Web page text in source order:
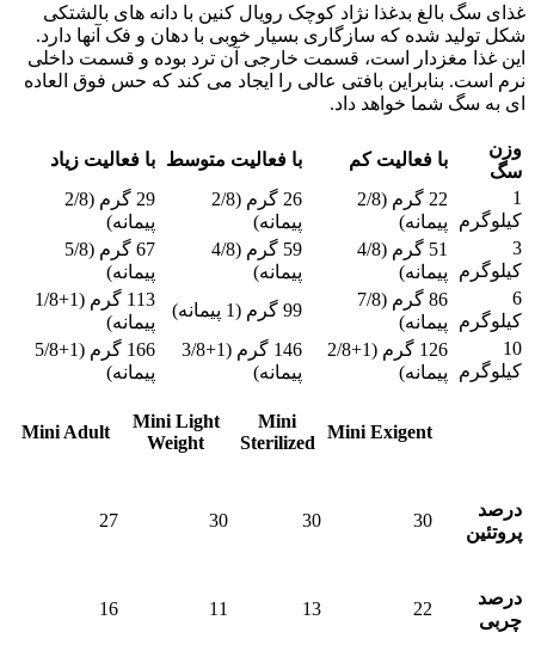
غذای سگ بالغ بدغذا نژاد کوچک رویال کنین با دانه های بالشتکی
شکل تولید شده که سازگاری بسیار خوبی با دهان و فک آنها دارد.
این غذا مغزدار است، قسمت خارجی آن ترد بوده و قسمت داخلی
نرم است. بنابراین بافتی عالی را ایجاد می کند که حس فوق العاده
ای به سگ شما خواهد داد.
وزن
سگ
با فعالیت کم با فعالیت متوسط با فعالیت زیاد
1
کیلوگرم
22 گرم (2/8
پیمانه)
26 گرم (2/8
پیمانه)
29 گرم (2/8
پیمانه)
3
کیلوگرم
51 گرم (4/8
پیمانه)
59 گرم (4/8
پیمانه)
67 گرم (5/8
پیمانه)
6
کیلوگرم
86 گرم (7/8
پیمانه)
99 گرم (1 پیمانه)
113 گرم (1+1/8
پیمانه)
10
کیلوگرم
126 گرم (1+2/8
پیمانه)
146 گرم (1+3/8
پیمانه)
166 گرم (1+5/8
پیمانه)
Mini Exigent
Mini
Sterilized
Mini Light
Weight
Mini Adult
درصد
پروتئین
30
30
30
27
درصد
چربی
22
13
11
16